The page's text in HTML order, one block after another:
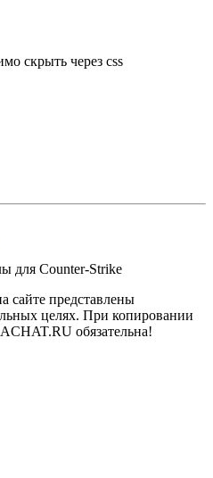
скрыть через css
для Counter-Strike
сайте представлены
целях. При копировании
обязательна!